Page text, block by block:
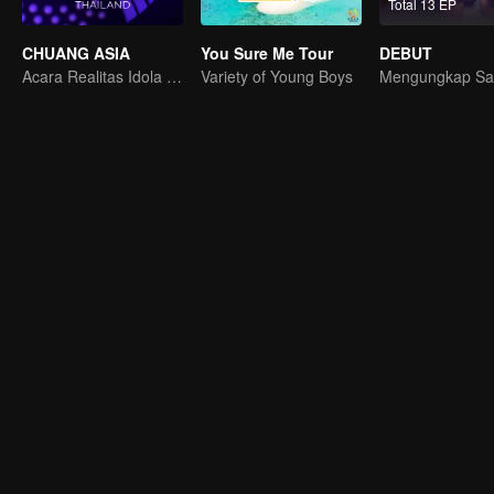
CHUANG ASIA
Acara Realitas Idola Girl Group
You Sure Me Tour
Variety of Young Boys
Total 13 EP
DEBUT